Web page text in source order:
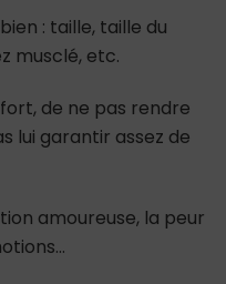
: taille, taille du
musclé, etc.
de ne pas rendre
lui garantir assez de
amoureuse, la peur